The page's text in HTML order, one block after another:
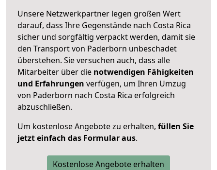
Unsere Netzwerkpartner legen großen Wert
darauf, dass Ihre Gegenstände nach Costa Rica
sicher und sorgfältig verpackt werden, damit sie
den Transport von Paderborn unbeschadet
überstehen. Sie versuchen auch, dass alle
Mitarbeiter über die notwendigen Fähigkeiten
und Erfahrungen verfügen, um Ihren Umzug
von Paderborn nach Costa Rica erfolgreich
abzuschließen.
Um kostenlose Angebote zu erhalten, füllen Sie
jetzt einfach das Formular aus.
Kostenlose Angebote erhalten